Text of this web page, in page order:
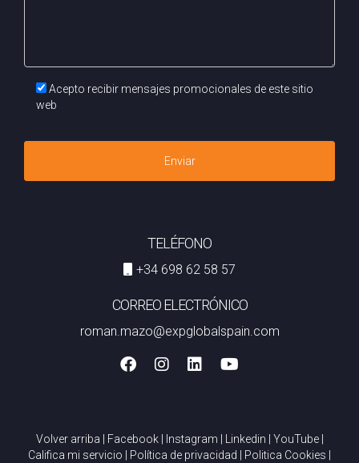
Acepto recibir mensajes promocionales de este sitio
web
Enviar
TELÉFONO
+34 698 62 58 57
CORREO ELECTRÓNICO
roman.mazo@expglobalspain.com
Volver arriba Facebook| Instagram Linkedin YouTube|
Califica mi servicio
Política de privacidad Politica Cookies